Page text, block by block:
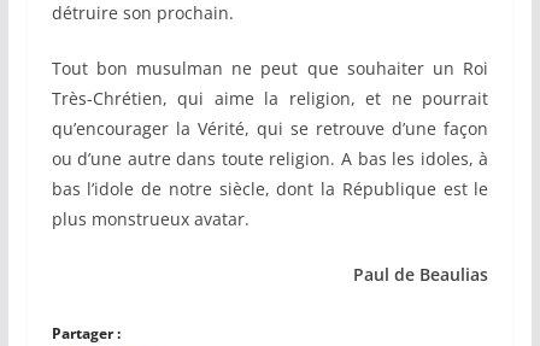
détruire son prochain.
Tout bon musulman ne peut que souhaiter un Roi
Très-Chrétien, qui aime la religion, et ne pourrait
qu’encourager la Vérité, qui se retrouve d’une façon
ou d’une autre dans toute religion. A bas les idoles, à
bas l’idole de notre siècle, dont la République est le
plus monstrueux avatar.
Paul de Beaulias
Partager :